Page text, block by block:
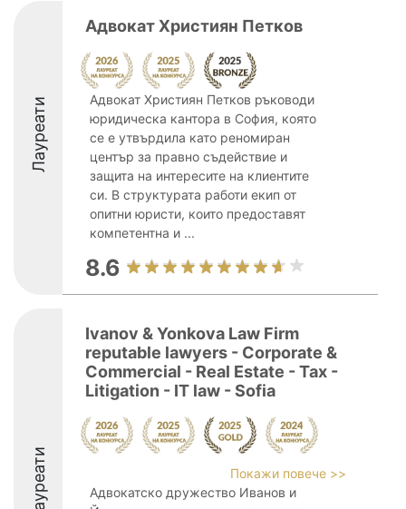
Лауреати
Адвокат Християн Петков
Адвокат Християн Петков ръководи
юридическа кантора в София, която
се е утвърдила като реномиран
център за правно съдействие и
защита на интересите на клиентите
си. В структурата работи екип от
опитни юристи, които предоставят
компетентна и ...
8.6
Лауреати
Ivanov & Yonkova Law Firm
reputable lawyers - Corporate &
Commercial - Real Estate - Tax -
Litigation - IT law - Sofia
Покажи повече >>
Адвокатско дружество Иванов и